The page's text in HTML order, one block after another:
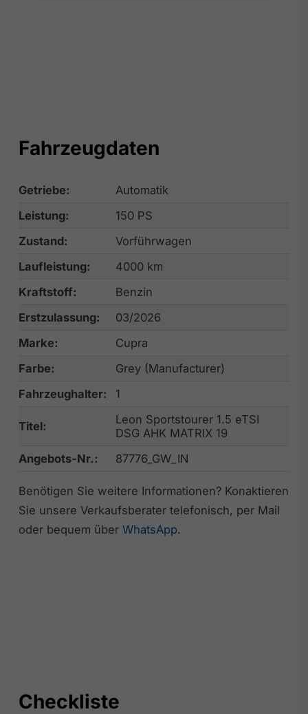
Fahrzeugdaten
Getriebe:
Automatik
Leistung:
150 PS
Zustand:
Vorführwagen
Laufleistung:
4000 km
Kraftstoff:
Benzin
Erstzulassung:
03/2026
Marke:
Cupra
Farbe:
Grey (Manufacturer)
Fahrzeughalter:
1
Titel:
Leon Sportstourer 1.5 eTSI
DSG AHK MATRIX 19
Angebots-Nr.:
87776_GW_IN
Benötigen Sie weitere Informationen? Konaktieren
Sie unsere Verkaufsberater telefonisch, per Mail
oder bequem über WhatsApp.
Checkliste